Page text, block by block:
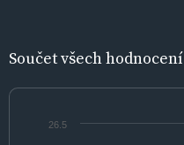
Součet všech hodnocení
26.5